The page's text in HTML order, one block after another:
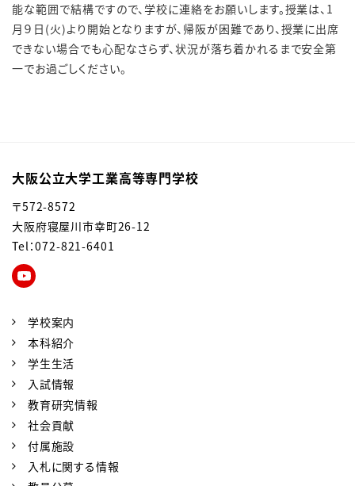
能な範囲で結構ですので、学校に連絡をお願いします。授業は、 1
月９日 (火)より開始となりますが、帰阪が困難であり、授業に出席
できない場合でも心配なさらず、状況が落ち着かれるまで安全第
一でお過ごしください。
大阪公立大学工業高等専門学校
〒572-8572
大阪府寝屋川市幸町26-12
Tel：072-821-6401
学校案内
本科紹介
学生生活
入試情報
教育研究情報
社会貢献
付属施設
入札に関する情報